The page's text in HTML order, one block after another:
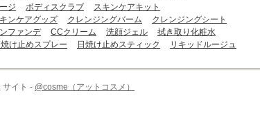
ジ ボディスクラブ
スキンケアキット
ンケアグッズ クレンジングバーム
クレンジングシート
ファンデ CCクリーム 洗顔ジェル
拭き取り化粧水
焼け止めスプレー 日焼け止めスティック
リキッドルージュ
サイト - @cosme（アットコスメ）